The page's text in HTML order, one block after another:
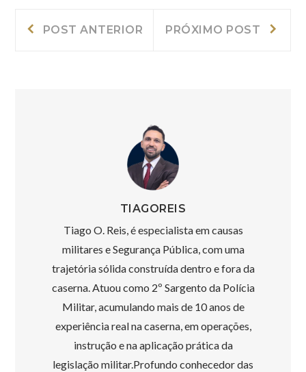
Navegação
POST ANTERIOR
Anterior:
PRÓXIMO POST
TIAGOREIS
Tiago O. Reis, é especialista em causas
militares e Segurança Pública, com uma
trajetória sólida construída dentro e fora da
caserna. Atuou como 2º Sargento da Polícia
Militar, acumulando mais de 10 anos de
experiência real na caserna, em operações,
instrução e na aplicação prática da
legislação militar.Profundo conhecedor das